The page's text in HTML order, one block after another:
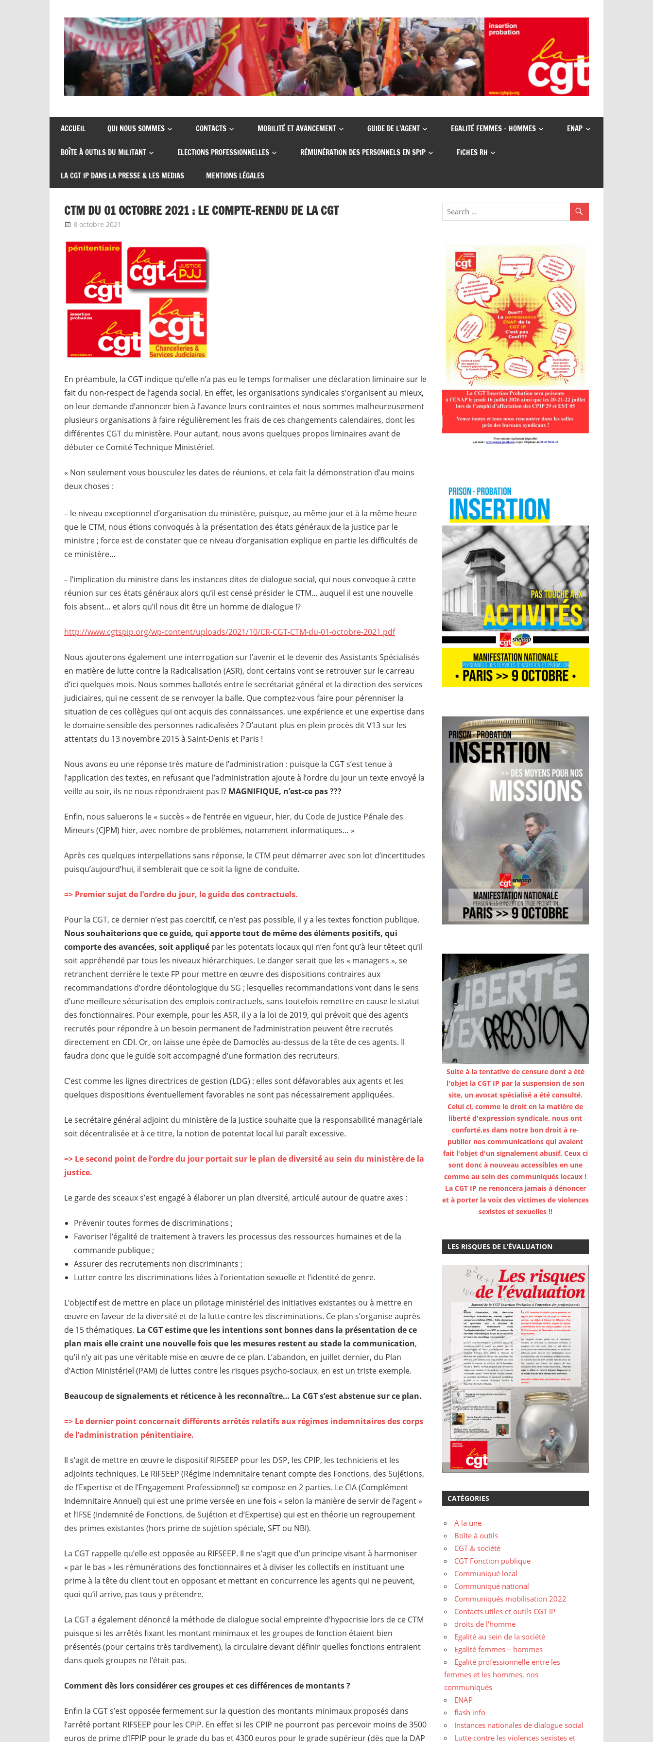
content
CGT
insertion
probation
de
syndicats
insertion
ACCUEIL QUI NOUS SOMMES CONTACTS MOBILITÉ ET AVANCEMENT GUIDE DE L’AGENT EGALITÉ FEMMES – HOMMES ENAP
BOÎTE À OUTILS DU MILITANT ELECTIONS PROFESSIONNELLES RÉMUNÉRATION DES PERSONNELS EN SPIP FICHES RH
LA CGT IP DANS LA PRESSE & LES MEDIAS MENTIONS LÉGALES
CTM DU 01 OCTOBRE 2021 : LE COMPTE-RENDU DE LA CGT
8 octobre 2021
En préambule, la CGT indique qu’elle n’a pas eu le temps formaliser une déclaration liminaire sur le
fait du non-respect de l’agenda social. En effet, les organisations syndicales s’organisent au mieux,
on leur demande d’annoncer bien à l’avance leurs contraintes et nous sommes malheureusement
plusieurs organisations à faire régulièrement les frais de ces changements calendaires, dont les
différentes CGT du ministère. Pour autant, nous avons quelques propos liminaires avant de
débuter ce Comité Technique Ministériel.
« Non seulement vous bousculez les dates de réunions, et cela fait la démonstration d’au moins
deux choses :
– le niveau exceptionnel d’organisation du ministère, puisque, au même jour et à la même heure
que le CTM, nous étions convoqués à la présentation des états généraux de la justice par le
ministre ; force est de constater que ce niveau d’organisation explique en partie les difficultés de
ce ministère…
– l’implication du ministre dans les instances dites de dialogue social, qui nous convoque à cette
réunion sur ces états généraux alors qu’il est censé présider le CTM… auquel il est une nouvelle
fois absent… et alors qu’il nous dit être un homme de dialogue !?
http://www.cgtspip.org/wp-content/uploads/2021/10/CR-CGT-CTM-du-01-octobre-2021.pdf
Nous ajouterons également une interrogation sur l’avenir et le devenir des Assistants Spécialisés
en matière de lutte contre la Radicalisation (ASR), dont certains vont se retrouver sur le carreau
d’ici quelques mois. Nous sommes ballotés entre le secrétariat général et la direction des services
judiciaires, qui ne cessent de se renvoyer la balle. Que comptez-vous faire pour pérenniser la
situation de ces collègues qui ont acquis des connaissances, une expérience et une expertise dans
le domaine sensible des personnes radicalisées ? D’autant plus en plein procès dit V13 sur les
attentats du 13 novembre 2015 à Saint-Denis et Paris !
Nous avons eu une réponse très mature de l’administration : puisque la CGT s’est tenue à
l’application des textes, en refusant que l’administration ajoute à l’ordre du jour un texte envoyé la
veille au soir, ils ne nous répondraient pas !? MAGNIFIQUE, n’est-ce pas ???
Enfin, nous saluerons le « succès » de l’entrée en vigueur, hier, du Code de Justice Pénale des
Mineurs (CJPM) hier, avec nombre de problèmes, notamment informatiques… »
Après ces quelques interpellations sans réponse, le CTM peut démarrer avec son lot d’incertitudes
puisqu’aujourd’hui, il semblerait que ce soit la ligne de conduite.
=> Premier sujet de l’ordre du jour, le guide des contractuels.
Pour la CGT, ce dernier n’est pas coercitif, ce n’est pas possible, il y a les textes fonction publique.
Nous souhaiterions que ce guide, qui apporte tout de même des éléments positifs, qui
comporte des avancées, soit appliqué par les potentats locaux qui n’en font qu’à leur têteet qu’il
soit appréhendé par tous les niveaux hiérarchiques. Le danger serait que les « managers », se
retranchent derrière le texte FP pour mettre en œuvre des dispositions contraires aux
recommandations d’ordre déontologique du SG ; lesquelles recommandations vont dans le sens
d’une meilleure sécurisation des emplois contractuels, sans toutefois remettre en cause le statut
des fonctionnaires. Pour exemple, pour les ASR, il y a la loi de 2019, qui prévoit que des agents
recrutés pour répondre à un besoin permanent de l’administration peuvent être recrutés
directement en CDI. Or, on laisse une épée de Damoclès au-dessus de la tête de ces agents. Il
faudra donc que le guide soit accompagné d’une formation des recruteurs.
C’est comme les lignes directrices de gestion (LDG) : elles sont défavorables aux agents et les
quelques dispositions éventuellement favorables ne sont pas nécessairement appliquées.
Le secrétaire général adjoint du ministère de la Justice souhaite que la responsabilité managériale
soit décentralisée et à ce titre, la notion de potentat local lui paraît excessive.
=> Le second point de l’ordre du jour portait sur le plan de diversité au sein du ministère de la
justice.
Le garde des sceaux s’est engagé à élaborer un plan diversité, articulé autour de quatre axes :
Prévenir toutes formes de discriminations ;
Favoriser l’égalité de traitement à travers les processus des ressources humaines et de la
commande publique ;
Assurer des recrutements non discriminants ;
Lutter contre les discriminations liées à l’orientation sexuelle et l’identité de genre.
L’objectif est de mettre en place un pilotage ministériel des initiatives existantes ou à mettre en
œuvre en faveur de la diversité et de la lutte contre les discriminations. Ce plan s’organise auprès
de 15 thématiques. La CGT estime que les intentions sont bonnes dans la présentation de ce
plan mais elle craint une nouvelle fois que les mesures restent au stade la communication,
qu’il n’y ait pas une véritable mise en œuvre de ce plan. L’abandon, en juillet dernier, du Plan
d’Action Ministériel (PAM) de luttes contre les risques psycho-sociaux, en est un triste exemple.
Beaucoup de signalements et réticence à les reconnaître… La CGT s’est abstenue sur ce plan.
=> Le dernier point concernait différents arrêtés relatifs aux régimes indemnitaires des corps
de l’administration pénitentiaire.
Il s’agit de mettre en œuvre le dispositif RIFSEEP pour les DSP, les CPIP, les techniciens et les
adjoints techniques. Le RIFSEEP (Régime Indemnitaire tenant compte des Fonctions, des Sujétions,
de l’Expertise et de l’Engagement Professionnel) se compose en 2 parties. Le CIA (Complément
Indemnitaire Annuel) qui est une prime versée en une fois « selon la manière de servir de l’agent »
et l’IFSE (Indemnité de Fonctions, de Sujétion et d’Expertise) qui est en théorie un regroupement
des primes existantes (hors prime de sujétion spéciale, SFT ou NBI).
La CGT rappelle qu’elle est opposée au RIFSEEP. Il ne s’agit que d’un principe visant à harmoniser
« par le bas » les rémunérations des fonctionnaires et à diviser les collectifs en instituant une
prime à la tête du client tout en opposant et mettant en concurrence les agents qui ne peuvent,
quoi qu’il arrive, pas tous y prétendre.
La CGT a également dénoncé la méthode de dialogue social empreinte d’hypocrisie lors de ce CTM
puisque si les arrêtés fixant les montant minimaux et les groupes de fonction étaient bien
présentés (pour certains très tardivement), la circulaire devant définir quelles fonctions entraient
dans quels groupes ne l’était pas.
Comment dès lors considérer ces groupes et ces différences de montants ?
Enfin la CGT s’est opposée fermement sur la question des montants minimaux proposés dans
l’arrêté portant RIFSEEP pour les CPIP. En effet si les CPIP ne pourront pas percevoir moins de 3500
euros de prime d’IFPIP pour le grade du bas et 4300 euros pour le grade supérieur (dès que la DAP
Suite à la tentative de censure dont a été
l'objet la CGT IP par la suspension de son
site, un avocat spécialisé a été consulté.
Celui ci, comme le droit en la matière de
liberté d'expression syndicale, nous ont
conforté.es dans notre bon droit à re-
publier nos communications qui avaient
fait l'objet d'un signalement abusif. Ceux ci
sont donc à nouveau accessibles en une
comme au sein des communiqués locaux !
La CGT IP ne renoncera jamais à dénoncer
et à porter la voix des victimes de violences
sexistes et sexuelles !!
LES RISQUES DE L’ÉVALUATION
CATÉGORIES
A la une
Boîte à outils
CGT & société
CGT Fonction publique
Communiqué local
Communiqué national
Communiqués mobilisation 2022
Contacts utiles et outils CGT IP
droits de l'homme
Egalité au sein de la société
Egalité femmes – hommes
Egalité professionnelle entre les
femmes et les hommes, nos
communiqués
ENAP
flash info
Instances nationales de dialogue social
Lutte contre les violences sexistes et